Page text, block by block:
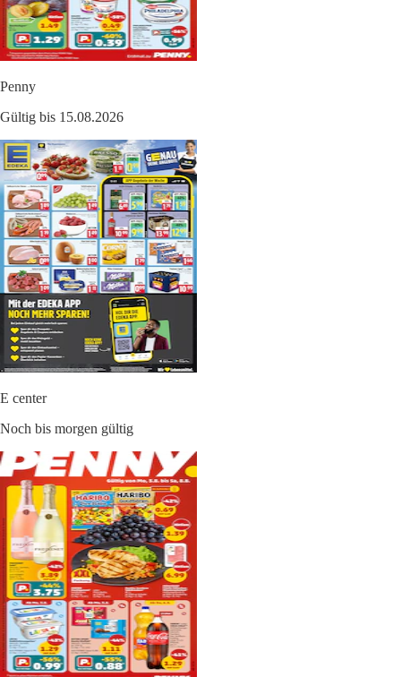
Penny
Gültig bis 15.08.2026
E center
Noch bis morgen gültig